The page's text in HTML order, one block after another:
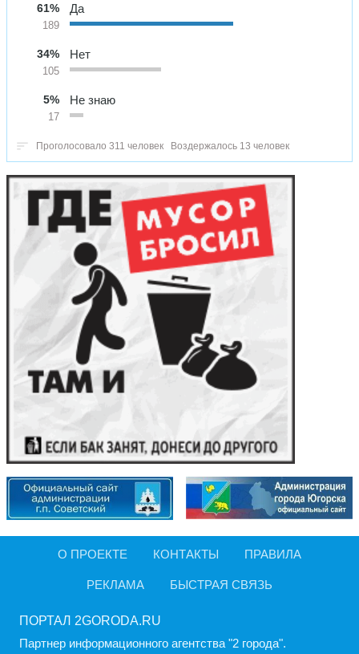
61%
189
Да
34%
105
Нет
5%
17
Не знаю
Проголосовало 311 человек Воздержалось 13 человек
О ПРОЕКТЕ КОНТАКТЫ ПРАВИЛА
РЕКЛАМА БЫСТРАЯ СВЯЗЬ
ПОРТАЛ 2GORODA.RU
Партнер информационного агентства "2 города".